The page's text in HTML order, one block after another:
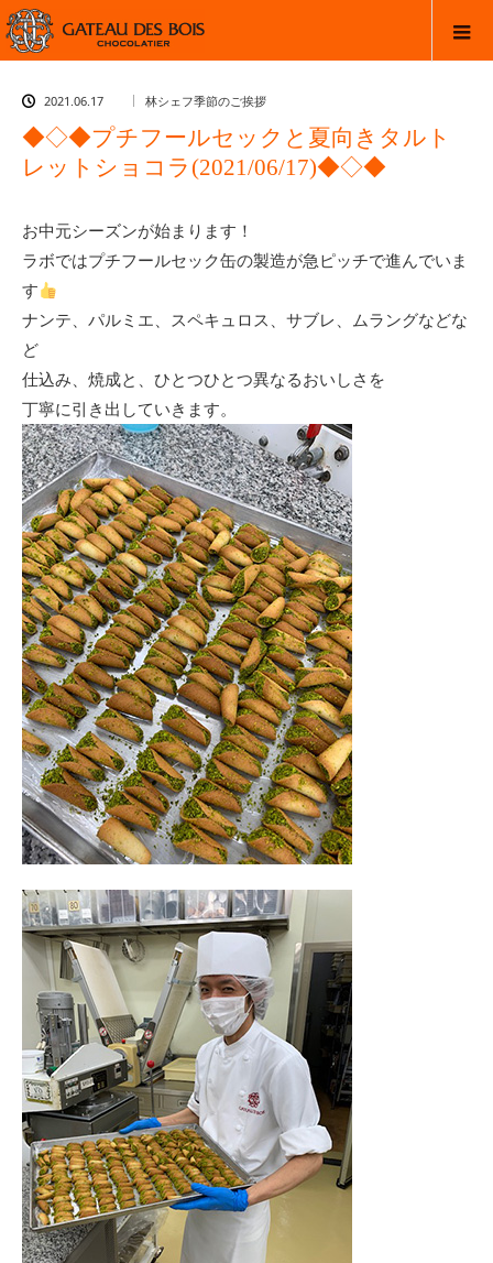
2021.06.17 林シェフ季節のご挨拶
◆◇◆プチフールセックと夏向きタルト
レットショコラ(2021/06/17)◆◇◆
お中元シーズンが始まります！
ラボではプチフールセック缶の製造が急ピッチで進んでいま
す
ナンテ、パルミエ、スペキュロス、サブレ、ムラングなどな
ど
仕込み、焼成と、ひとつひとつ異なるおいしさを
丁寧に引き出していきます。